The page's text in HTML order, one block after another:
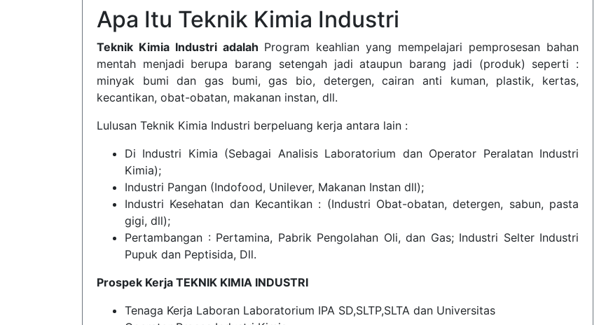
Apa Itu Teknik Kimia Industri
Teknik Kimia Industri adalah Program keahlian yang mempelajari pemprosesan bahan
mentah menjadi berupa barang setengah jadi ataupun barang jadi (produk) seperti :
minyak bumi dan gas bumi, gas bio, detergen, cairan anti kuman, plastik, kertas,
kecantikan, obat-obatan, makanan instan, dll.
Lulusan Teknik Kimia Industri berpeluang kerja antara lain :
Di Industri Kimia (Sebagai Analisis Laboratorium dan Operator Peralatan Industri
Kimia);
Industri Pangan (Indofood, Unilever, Makanan Instan dll);
Industri Kesehatan dan Kecantikan : (Industri Obat-obatan, detergen, sabun, pasta
gigi, dll);
Pertambangan : Pertamina, Pabrik Pengolahan Oli, dan Gas; Industri Selter Industri
Pupuk dan Peptisida, Dll.
Prospek Kerja TEKNIK KIMIA INDUSTRI
Tenaga Kerja Laboran Laboratorium IPA SD,SLTP,SLTA dan Universitas